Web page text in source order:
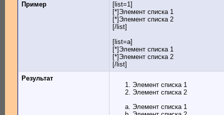
Пример
[list=1]
[*]Элемент списка 1
[*]Элемент списка 2
[/list]
[list=a]
[*]Элемент списка 1
[*]Элемент списка 2
[/list]
Результат
Элемент списка 1
Элемент списка 2
Элемент списка 1